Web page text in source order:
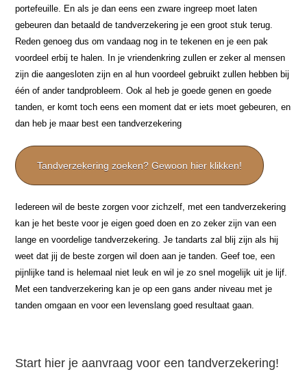
portefeuille. En als je dan eens een zware ingreep moet laten
gebeuren dan betaald de tandverzekering je een groot stuk terug.
Reden genoeg dus om vandaag nog in te tekenen en je een pak
voordeel erbij te halen. In je vriendenkring zullen er zeker al mensen
zijn die aangesloten zijn en al hun voordeel gebruikt zullen hebben bij
één of ander tandprobleem. Ook al heb je goede genen en goede
tanden, er komt toch eens een moment dat er iets moet gebeuren, en
dan heb je maar best een tandverzekering
Tandverzekering zoeken? Gewoon hier klikken!
Iedereen wil de beste zorgen voor zichzelf, met een tandverzekering
kan je het beste voor je eigen goed doen en zo zeker zijn van een
lange en voordelige tandverzekering. Je tandarts zal blij zijn als hij
weet dat jij de beste zorgen wil doen aan je tanden. Geef toe, een
pijnlijke tand is helemaal niet leuk en wil je zo snel mogelijk uit je lijf.
Met een tandverzekering kan je op een gans ander niveau met je
tanden omgaan en voor een levenslang goed resultaat gaan.
Start hier je aanvraag voor een tandverzekering!